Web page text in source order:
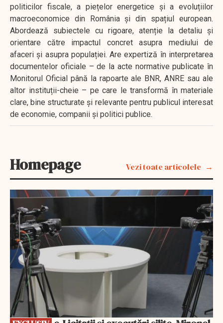
politicilor fiscale, a piețelor energetice și a evoluțiilor
macroeconomice din România și din spațiul european.
Abordează subiectele cu rigoare, atenție la detaliu și
orientare către impactul concret asupra mediului de
afaceri și asupra populației. Are expertiză în interpretarea
documentelor oficiale – de la acte normative publicate în
Monitorul Oficial până la rapoarte ale BNR, ANRE sau ale
altor instituții-cheie – pe care le transformă în materiale
clare, bine structurate și relevante pentru publicul interesat
de economie, companii și politici publice.
Homepage Vezi toate articolele
EXCLUSIV